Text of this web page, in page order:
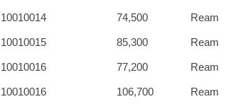
10010014 74,500 Ream
10010015 85,300 Ream
10010016 77,200 Ream
10010016 106,700 Ream